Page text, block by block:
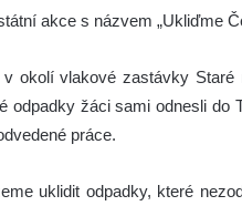
akce s názvem „Ukliďme
okolí vlakové zastávky Staré
odpadky žáci sami odnesli do
práce.
uklidit odpadky, které